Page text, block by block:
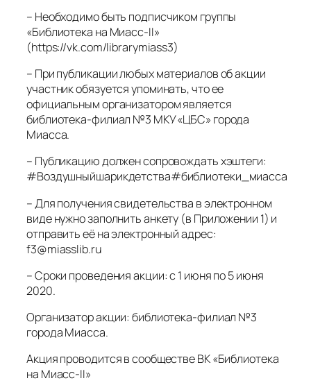
– Необходимо быть подписчиком группы
«Библиотека на Миасс-II»
(https://vk.com/librarymiass3)
– При публикации любых материалов об акции
участник обязуется упоминать, что ее
официальным организатором является
библиотека-филиал №3 МКУ «ЦБС» города
Миасса.
– Публикацию должен сопровождать хэштеги:
#Воздушныйшарикдетства#библиотеки_миасса
– Для получения свидетельства в электронном
виде нужно заполнить анкету (в Приложении 1) и
отправить её на электронный адрес:
f3@miasslib.ru
– Сроки проведения акции: с 1 июня по 5 июня
2020.
Организатор акции: библиотека-филиал №3
города Миасса.
Акция проводится в сообществе ВК «Библиотека
на Миасс-II»